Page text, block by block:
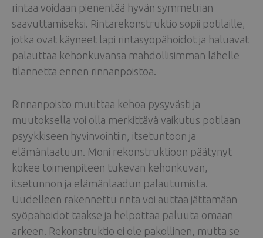
rintaa voidaan pienentää hyvän symmetrian
saavuttamiseksi. Rintarekonstruktio sopii potilaille,
jotka ovat käyneet läpi rintasyöpähoidot ja haluavat
palauttaa kehonkuvansa mahdollisimman lähelle
tilannetta ennen rinnanpoistoa.
Rinnanpoisto muuttaa kehoa pysyvästi ja
muutoksella voi olla merkittävä vaikutus potilaan
psyykkiseen hyvinvointiin, itsetuntoon ja
elämänlaatuun. Moni rekonstruktioon päätynyt
kokee toimenpiteen tukevan kehonkuvan,
itsetunnon ja elämänlaadun palautumista.
Uudelleen rakennettu rinta voi auttaa jättämään
syöpähoidot taakse ja helpottaa paluuta omaan
arkeen. Rekonstruktio ei ole pakollinen, mutta se